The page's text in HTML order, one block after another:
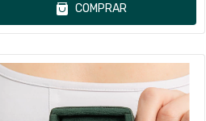
COMPRAR